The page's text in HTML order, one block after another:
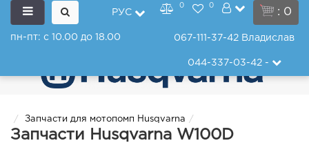
: 0
РУС
0 0
пн-пт: с 10.00 до 18.00 067-111-37-42 Владислав
044-337-03-42-
Запчасти для мотопомп Husqvarna
Запчасти Husqvarna W100D